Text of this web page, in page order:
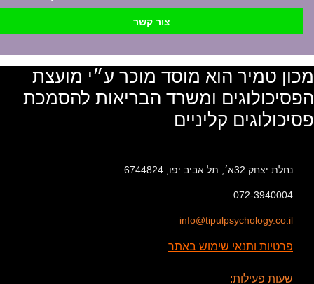
צור קשר
מכון טמיר הוא מוסד מוכר ע״י מועצת
הפסיכולוגים ומשרד הבריאות להסמכת
פסיכולוגים קליניים
נחלת יצחק 32א׳, תל אביב יפו, 6744824
072-3940004
info@tipulpsychology.co.il
פרטיות ותנאי שימוש באתר
שעות פעילות: